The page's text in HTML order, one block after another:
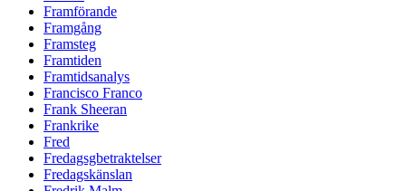
Framförande
Framgång
Framsteg
Framtiden
Framtidsanalys
Francisco Franco
Frank Sheeran
Frankrike
Fred
Fredagsgbetraktelser
Fredagskänslan